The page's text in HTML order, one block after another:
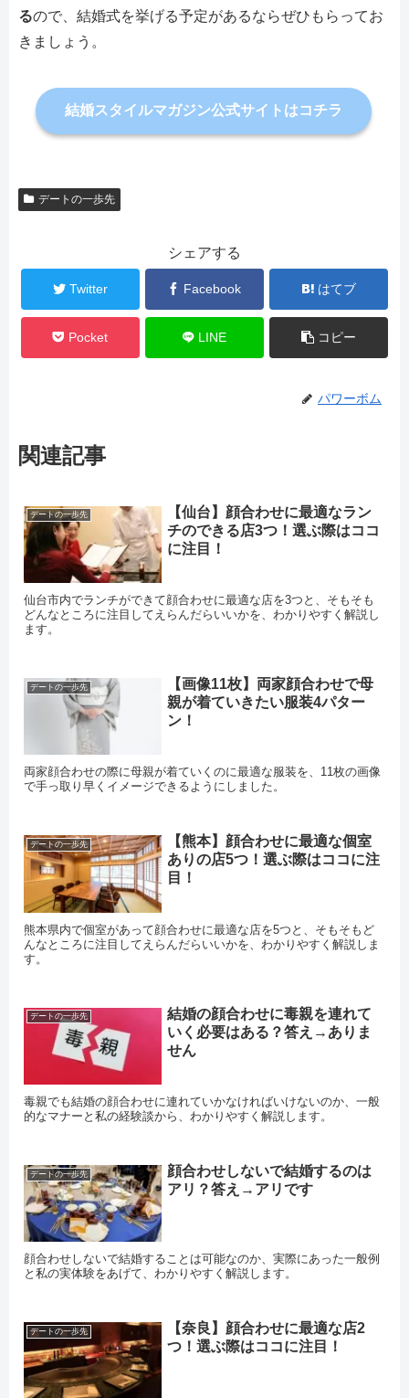
るので、結婚式を挙げる予定があるならぜひもらってお
きましょう。
結婚スタイルマガジン公式サイトはコチラ
デートの一歩先
シェアする
Twitter Facebook はてブ
Pocket LINE コピー
パワーボム
関連記事
デートの一歩先
【仙台】顔合わせに最適なラン
チのできる店3つ！選ぶ際はココ
に注目！
仙台市内でランチができて顔合わせに最適な店を3つと、そもそも
どんなところに注目してえらんだらいいかを、わかりやすく解説し
ます。
デートの一歩先
【画像11枚】両家顔合わせで母
親が着ていきたい服装4パター
ン！
両家顔合わせの際に母親が着ていくのに最適な服装を、11枚の画像
で手っ取り早くイメージできるようにしました。
デートの一歩先
【熊本】顔合わせに最適な個室
ありの店5つ！選ぶ際はココに注
目！
熊本県内で個室があって顔合わせに最適な店を5つと、そもそもど
んなところに注目してえらんだらいいかを、わかりやすく解説しま
す。
デートの一歩先
結婚の顔合わせに毒親を連れて
いく必要はある？答え→ありま
せん
毒親でも結婚の顔合わせに連れていかなければいけないのか、一般
的なマナーと私の経験談から、わかりやすく解説します。
デートの一歩先
顔合わせしないで結婚するのは
アリ？答え→アリです
顔合わせしないで結婚することは可能なのか、実際にあった一般例
と私の実体験をあげて、わかりやすく解説します。
デートの一歩先
【奈良】顔合わせに最適な店2
つ！選ぶ際はココに注目！